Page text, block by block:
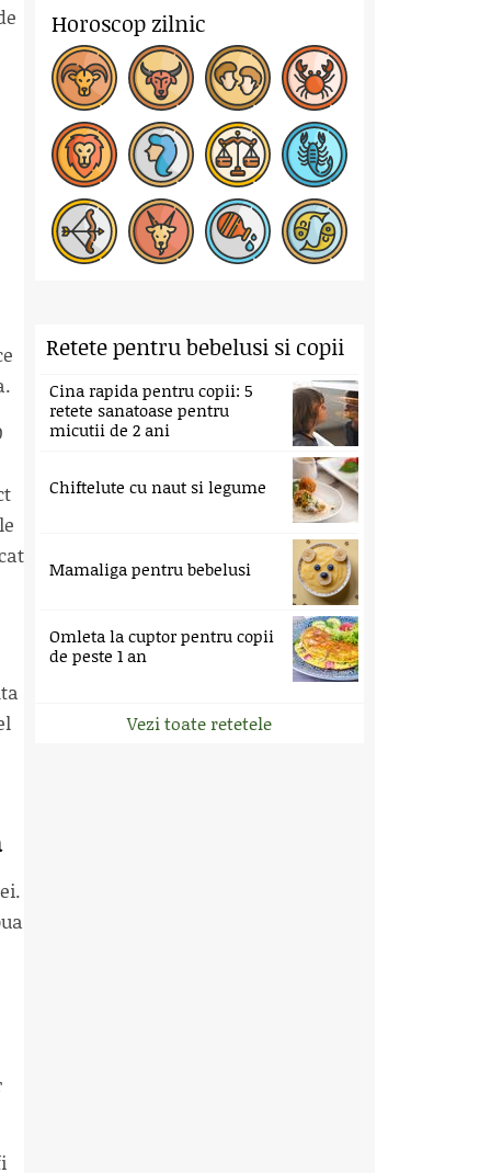
Horoscop zilnic
Retete pentru bebelusi si copii
Cina rapida pentru copii: 5
retete sanatoase pentru
micutii de 2 ani
Chiftelute cu naut si legume
Mamaliga pentru bebelusi
Omleta la cuptor pentru copii
de peste 1 an
Vezi toate retetele